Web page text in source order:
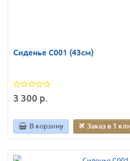
Сиденье C001 (43см)
3 300 р.
В корзину Заказ в 1